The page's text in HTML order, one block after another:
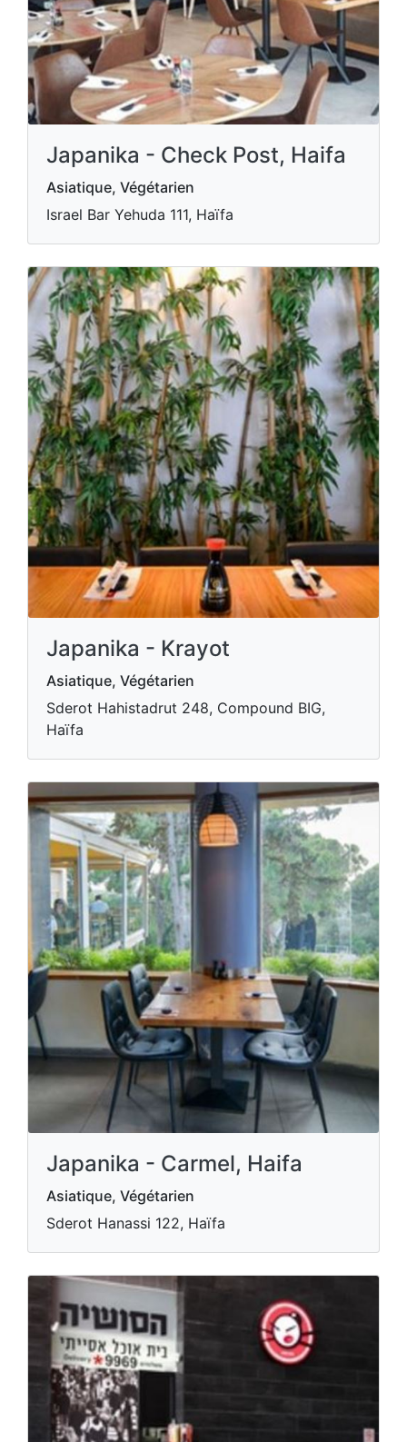
Japanika - Check Post, Haifa
Asiatique, Végétarien
Israel Bar Yehuda 111, Haïfa
Japanika - Krayot
Asiatique, Végétarien
Sderot Hahistadrut 248, Compound BIG,
Haïfa
Japanika - Carmel, Haifa
Asiatique, Végétarien
Sderot Hanassi 122, Haïfa